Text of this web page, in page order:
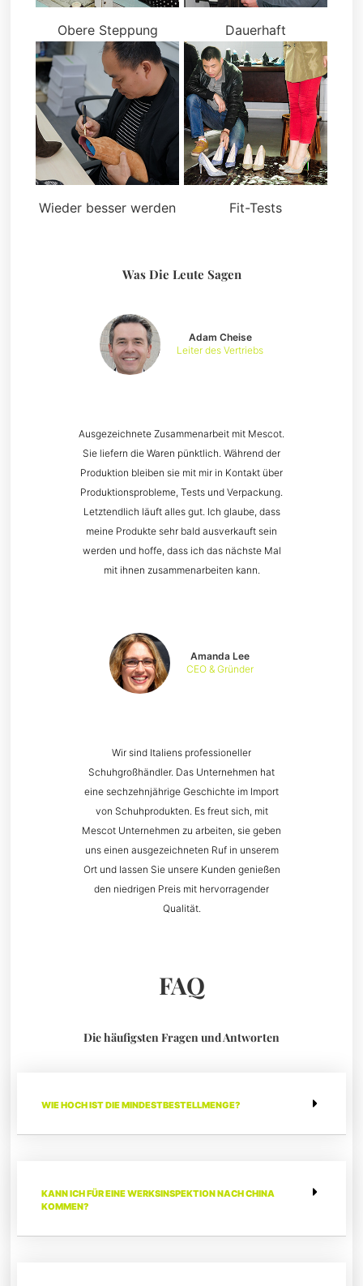
Obere Steppung Dauerhaft
Wieder besser werden Fit-Tests
Was Die Leute Sagen
Wir sind Italiens professioneller
Schuhgroßhändler. Das Unternehmen hat
eine sechzehnjährige Geschichte im Import
von Schuhprodukten. Es freut sich, mit
Mescot Unternehmen zu arbeiten, sie geben
uns einen ausgezeichneten Ruf in unserem
Ort und lassen Sie unsere Kunden genießen
den niedrigen Preis mit hervorragender
Qualität.
Amanda Lee
CEO & Gründer
Ausgezeichnete Zusammenarbeit mit Mescot.
Sie liefern die Waren pünktlich. Während der
Produktion bleiben sie mit mir in Kontakt über
Produktionsprobleme, Tests und Verpackung.
Letztendlich läuft alles gut. Ich glaube, dass
meine Produkte sehr bald ausverkauft sein
werden und hoffe, dass ich das nächste Mal
mit ihnen zusammenarbeiten kann.
Adam Cheise
Leiter des Vertriebs
FAQ
Die häufigsten Fragen und Antworten
WIE HOCH IST DIE MINDESTBESTELLMENGE?
KANN ICH FÜR EINE WERKSINSPEKTION NACH CHINA
KOMMEN?